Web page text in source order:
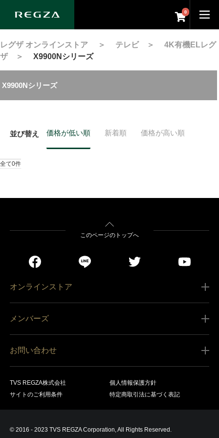
0
レグザ オンラインストア ＞ テレビ＞ 4K有機ELレグ
ザ＞ X9900Nシリーズ
X9900Nシリーズ
並び替え 価格が低い順 新着順 価格が高い順
全て0件
このページのトップへ
オンラインストア
営業日カレンダー
メンバーズ
会員規約
商品登録
お問い合わせ
TVS REGZA株式会社
個人情報保護方針
サイトのご利用条件
特定商取引法に基づく表記
© 2016 - 2023 TVS REGZA Corporation, All Rights Reserved.